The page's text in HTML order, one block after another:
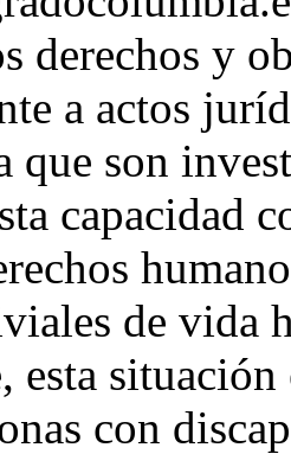
derechos y
a actos
que son
capacidad
de vida
situación
con